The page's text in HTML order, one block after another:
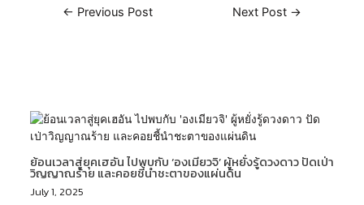
← Previous Post Next Post →
ย้อนเวลาสู่ยุคเฮอัน ไปพบกับ ‘องเมียวจิ’ ผู้หยั่งรู้ดวงดาว ปัดเป่า
วิญญาณร้าย และคอยชี้นำชะตาของแผ่นดิน
July 1, 2025